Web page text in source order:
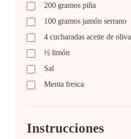
200 gramos piña
100 gramos jamón serrano
4 cucharadas aceite de oliva
½ limón
Sal
Menta fresca
Instrucciones